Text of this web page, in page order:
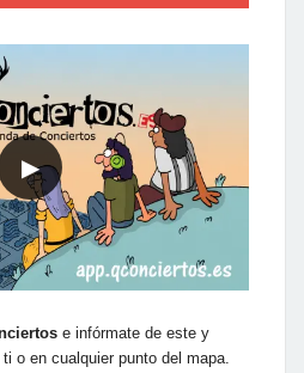
▶
e infórmate de este y
o en cualquier punto del mapa.